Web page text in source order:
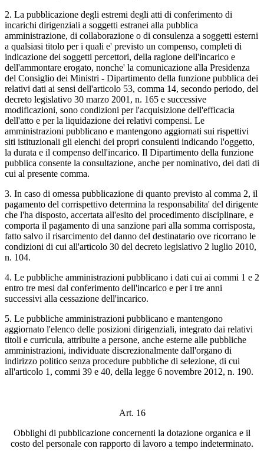
2. La pubblicazione degli estremi degli atti di conferimento di
incarichi dirigenziali a soggetti estranei alla pubblica
amministrazione, di collaborazione o di consulenza a soggetti esterni
a qualsiasi titolo per i quali e' previsto un compenso, completi di
indicazione dei soggetti percettori, della ragione dell'incarico e
dell'ammontare erogato, nonche' la comunicazione alla Presidenza
del Consiglio dei Ministri - Dipartimento della funzione pubblica dei
relativi dati ai sensi dell'articolo 53, comma 14, secondo periodo, del
decreto legislativo 30 marzo 2001, n. 165 e successive
modificazioni, sono condizioni per l'acquisizione dell'efficacia
dell'atto e per la liquidazione dei relativi compensi. Le
amministrazioni pubblicano e mantengono aggiornati sui rispettivi
siti istituzionali gli elenchi dei propri consulenti indicando l'oggetto,
la durata e il compenso dell'incarico. Il Dipartimento della funzione
pubblica consente la consultazione, anche per nominativo, dei dati di
cui al presente comma.
3. In caso di omessa pubblicazione di quanto previsto al comma 2, il
pagamento del corrispettivo determina la responsabilita' del dirigente
che l'ha disposto, accertata all'esito del procedimento disciplinare, e
comporta il pagamento di una sanzione pari alla somma corrisposta,
fatto salvo il risarcimento del danno del destinatario ove ricorrano le
condizioni di cui all'articolo 30 del decreto legislativo 2 luglio 2010,
n. 104.
4. Le pubbliche amministrazioni pubblicano i dati cui ai commi 1 e 2
entro tre mesi dal conferimento dell'incarico e per i tre anni
successivi alla cessazione dell'incarico.
5. Le pubbliche amministrazioni pubblicano e mantengono
aggiornato l'elenco delle posizioni dirigenziali, integrato dai relativi
titoli e curricula, attribuite a persone, anche esterne alle pubbliche
amministrazioni, individuate discrezionalmente dall'organo di
indirizzo politico senza procedure pubbliche di selezione, di cui
all'articolo 1, commi 39 e 40, della legge 6 novembre 2012, n. 190.
Art. 16
Obblighi di pubblicazione concernenti la dotazione organica e il
costo del personale con rapporto di lavoro a tempo indeterminato.